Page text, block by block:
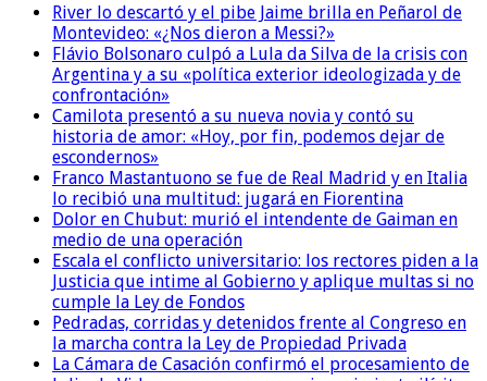
River lo descartó y el pibe Jaime brilla en Peñarol de
Montevideo: «¿Nos dieron a Messi?»
Flávio Bolsonaro culpó a Lula da Silva de la crisis con
Argentina y a su «política exterior ideologizada y de
confrontación»
Camilota presentó a su nueva novia y contó su
historia de amor: «Hoy, por fin, podemos dejar de
escondernos»
Franco Mastantuono se fue de Real Madrid y en Italia
lo recibió una multitud: jugará en Fiorentina
Dolor en Chubut: murió el intendente de Gaiman en
medio de una operación
Escala el conflicto universitario: los rectores piden a la
Justicia que intime al Gobierno y aplique multas si no
cumple la Ley de Fondos
Pedradas, corridas y detenidos frente al Congreso en
la marcha contra la Ley de Propiedad Privada
La Cámara de Casación confirmó el procesamiento de